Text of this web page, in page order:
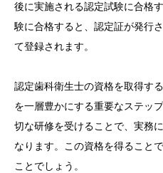
後に実施される認定試験に合格
験に合格すると、認定証が発行
て登録されます。
認定歯科衛生士の資格を取得す
を一層豊かにする重要なステッ
切な研修を受けることで、実務
なります。この資格を得ること
ことでしょう。